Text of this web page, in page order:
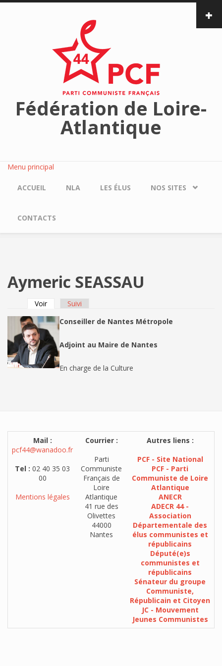
Aller au contenu principal
Fédération de Loire-
Atlantique
Menu principal
ACCUEIL NLA LES ÉLUS NOS SITES
CONTACTS
Aymeric SEASSAU
Onglets principaux
Voir(onglet actif)
Suivi
Conseiller de Nantes Métropole
Adjoint au Maire de Nantes
En charge de la Culture
Mail :
pcf44@wanadoo.fr
Tel : 02 40 35 03
00
Mentions légales
Courrier :
Parti
Communiste
Français de
Loire
Atlantique
41 rue des
Olivettes
44000
Nantes
Autres liens :
PCF - Site National
PCF - Parti
Communiste de Loire
Atlantique
ANECR
ADECR 44 -
Association
Départementale des
élus communistes et
républicains
Député(e)s
communistes et
républicains
Sénateur du groupe
Communiste,
Républicain et Citoyen
JC - Mouvement
Jeunes Communistes